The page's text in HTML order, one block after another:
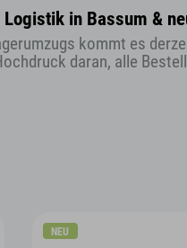
in Bassum &
kommt es
daran, alle
NEU